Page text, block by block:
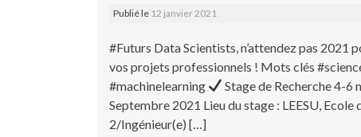
Publié le 12 janvier 2021
#Futurs Data Scientists, n’attendez pas 2021
vos projets professionnels ! Mots clés
#machinelearning
Stage de Recherche 4-
Septembre 2021 Lieu du stage : LEESU,
2/Ingénieur(e) […]